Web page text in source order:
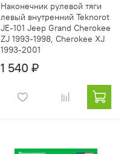
Наконечник рулевой тяги
левый внутренний Teknorot
JE-101 Jeep Grand Cherokee
ZJ 1993-1998, Cherokee XJ
1993-2001
1 540 ₽